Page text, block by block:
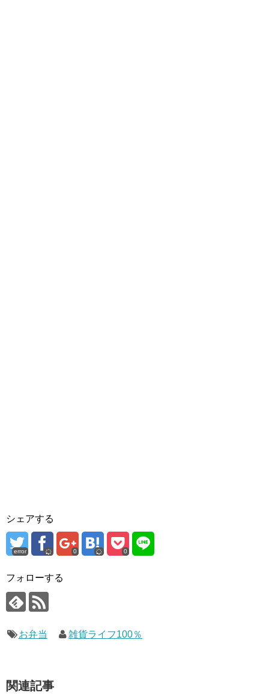
シェアする
error 0 0
フォローする
お弁当 雑貨ライフ100％
関連記事